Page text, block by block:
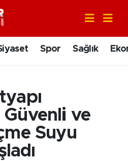
Spor Sağlık
ve
Suyu
ve Fikstür